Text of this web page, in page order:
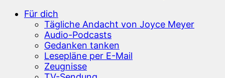
Für dich
Tägliche Andacht von Joyce Meyer
Audio-Podcasts
Gedanken tanken
Lesepläne per E-Mail
Zeugnisse